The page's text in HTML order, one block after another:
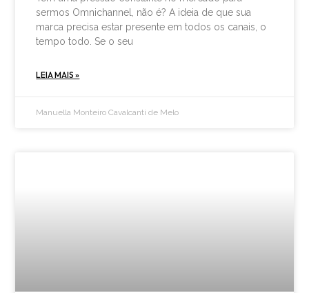
sermos Omnichannel, não é? A ideia de que sua
marca precisa estar presente em todos os canais, o
tempo todo. Se o seu
LEIA MAIS »
Manuella Monteiro Cavalcanti de Melo